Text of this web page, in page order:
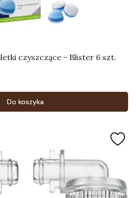
czyszczące - Blister 6 szt.
Do koszyka